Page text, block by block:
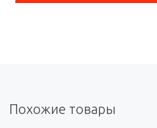
Похожие товары